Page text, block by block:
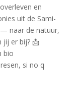
si no q